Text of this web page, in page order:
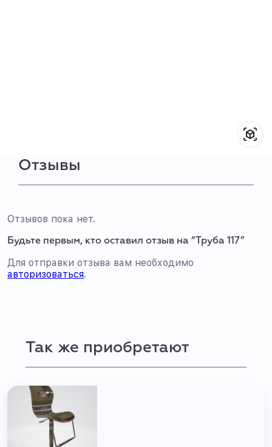
Отзывы
Отзывов пока нет.
Будьте первым, кто оставил отзыв на “Труба 117”
Для отправки отзыва вам необходимо
авторизоваться.
Так же приобретают